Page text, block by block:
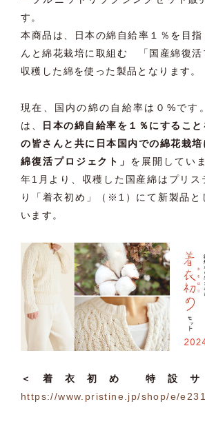
す。
本商品は、日本の綿自給率１％を目指
んと綿花栽培に取組む 「国産綿復活
収穫した綿を使った製品となります。
現在、国内の綿の自給率は０%です
は、
日本の綿自給率を１％にするこ
の皆さんと共に日本国内での綿花栽培
綿復活プロジェクト」 を展開してい
年1月より、 収穫した国産綿はプリス
り「着衣初め」（※1） にて新製品と
います。
＜着衣初め 特設
https://www.pristine.jp/shop/e/